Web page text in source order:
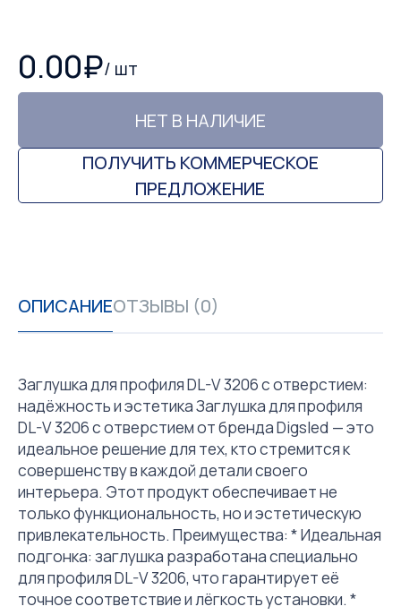
0.00₽/ шт
НЕТ В НАЛИЧИЕ
ПОЛУЧИТЬ КОММЕРЧЕСКОЕ
ПРЕДЛОЖЕНИЕ
ОПИСАНИЕОТЗЫВЫ (0)
Заглушка для профиля DL-V 3206 с отверстием:
надёжность и эстетика Заглушка для профиля
DL-V 3206 с отверстием от бренда Digsled — это
идеальное решение для тех, кто стремится к
совершенству в каждой детали своего
интерьера. Этот продукт обеспечивает не
только функциональность, но и эстетическую
привлекательность. Преимущества: * Идеальная
подгонка: заглушка разработана специально
для профиля DL-V 3206, что гарантирует её
точное соответствие и лёгкость установки. *